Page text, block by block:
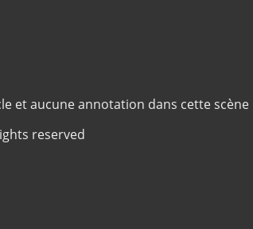
et aucune annotation dans cette scène
reserved